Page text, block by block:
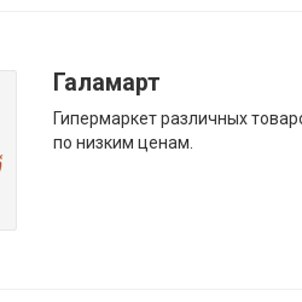
Галамарт
Гипермаркет различных
по низким ценам.